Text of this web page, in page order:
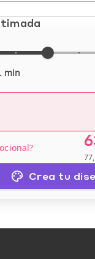
min
Crea tu